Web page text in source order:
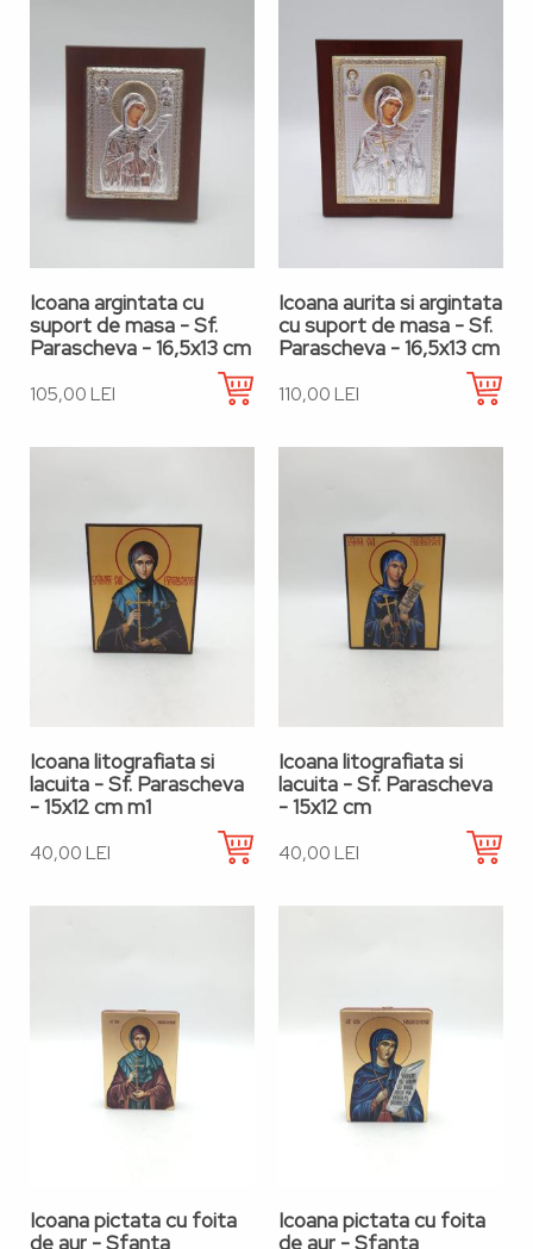
Icoana argintata cu
suport de masa - Sf.
Parascheva - 16,5x13 cm
105,00 LEI
Icoana aurita si argintata
cu suport de masa - Sf.
Parascheva - 16,5x13 cm
110,00 LEI
Icoana litografiata si
lacuita - Sf. Parascheva
- 15x12 cm m1
40,00 LEI
Icoana litografiata si
lacuita - Sf. Parascheva
- 15x12 cm
40,00 LEI
Icoana pictata cu foita
de aur - Sfanta
Icoana pictata cu foita
de aur - Sfanta